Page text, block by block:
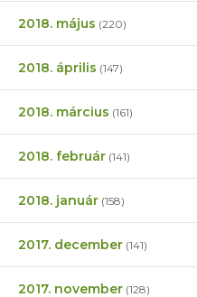
2018. május (220)
2018. április (147)
2018. március (161)
2018. február (141)
2018. január (158)
2017. december (141)
2017. november (128)